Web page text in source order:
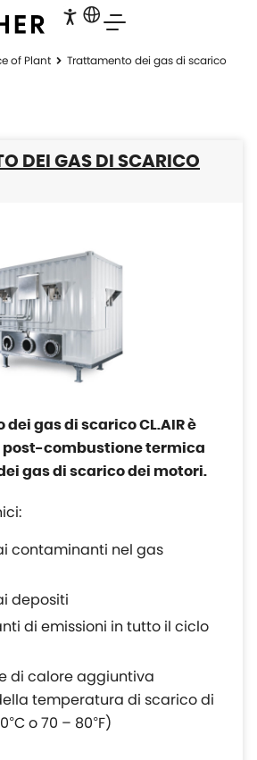
of Plant
Trattamento dei gas di scarico
DEI GAS DI SCARICO
dei gas di scarico CL.AIR è
post-combustione termica
gas di scarico dei motori.
contaminanti nel gas
depositi
di emissioni in tutto il ciclo
di calore aggiuntiva
temperatura di scarico di
o 70 – 80°F)